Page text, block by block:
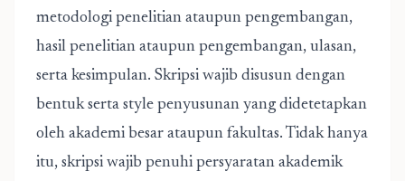
metodologi penelitian ataupun pengembangan,
hasil penelitian ataupun pengembangan, ulasan,
serta kesimpulan. Skripsi wajib disusun dengan
bentuk serta style penyusunan yang didetetapkan
oleh akademi besar ataupun fakultas. Tidak hanya
itu, skripsi wajib penuhi persyaratan akademik